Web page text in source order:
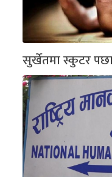
सुर्खेतमा स्कुटर